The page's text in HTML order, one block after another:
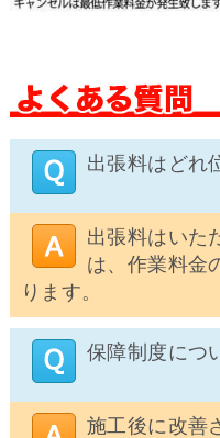
出張料はどれ
出張料はいた
は、作業料金
ります。
保障制度につ
施工後に改善